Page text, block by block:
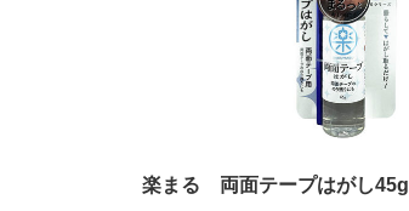
楽まる 両面テープはがし45g